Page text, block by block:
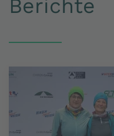
Berichte